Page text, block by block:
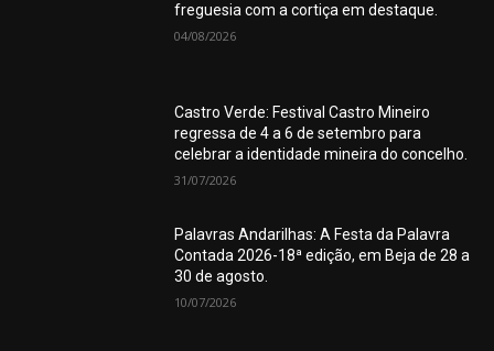
freguesia com a cortiça em destaque.
04/08/2026
Castro Verde: Festival Castro Mineiro
regressa de 4 a 6 de setembro para
celebrar a identidade mineira do concelho.
31/07/2026
Palavras Andarilhas: A Festa da Palavra
Contada 2026-18ª edição, em Beja de 28 a
30 de agosto.
10/07/2026